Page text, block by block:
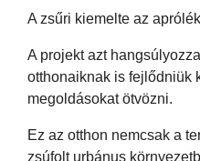
A zsűri kiemelte az
A projekt azt
otthonaiknak is fejlődniük
megoldásokat ötvözni.
Ez az otthon nemcsak a
zsúfolt urbánus